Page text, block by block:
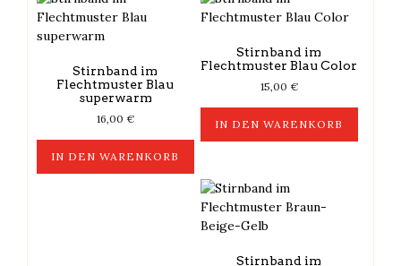
Stirnband im
Flechtmuster Blau
superwarm
16,00 €
IN DEN WARENKORB
Stirnband im
Flechtmuster Blau Color
15,00 €
IN DEN WARENKORB
Stirnband im